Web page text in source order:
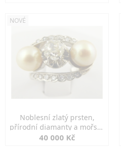
NOVÉ
Noblesní zlatý prsten,
přírodní diamanty a mořské
perly
40 000 Kč